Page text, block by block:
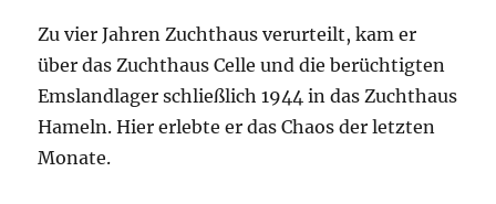
Zu vier Jahren Zuchthaus verurteilt, kam er
über das Zuchthaus Celle und die berüchtigten
Emslandlager schließlich 1944 in das Zuchthaus
Hameln. Hier erlebte er das Chaos der letzten
Monate.